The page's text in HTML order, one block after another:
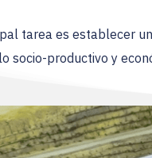
tarea es establecer
socio-productivo y